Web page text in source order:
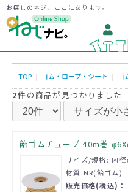
お探しのネジ、ここにあります。
TOP | ゴム・ロープ・シート | ゴ
2件の商品が見つかりました
飴ゴムチューブ 40m巻
サイズ/規格: 内
材質:NR(飴ゴム)
販売価格(税込)